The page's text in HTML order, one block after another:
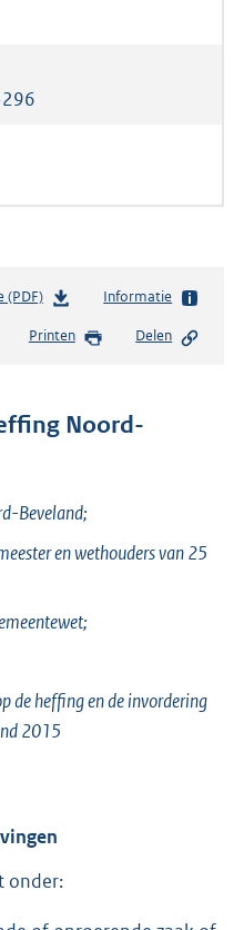
(PDF)b
s
d
r
o
e
5
K
Informatie
Printen Delen
Noord-
Beveland;
en wethouders van 25
de heffing en de invordering
2015
onder: